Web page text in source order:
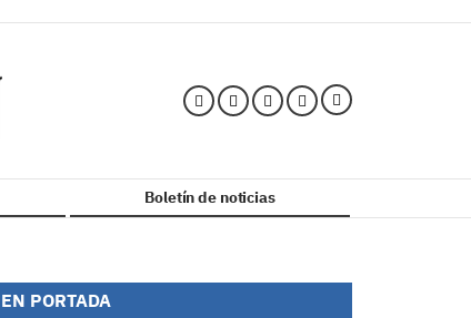
Boletín de noticias
EN PORTADA